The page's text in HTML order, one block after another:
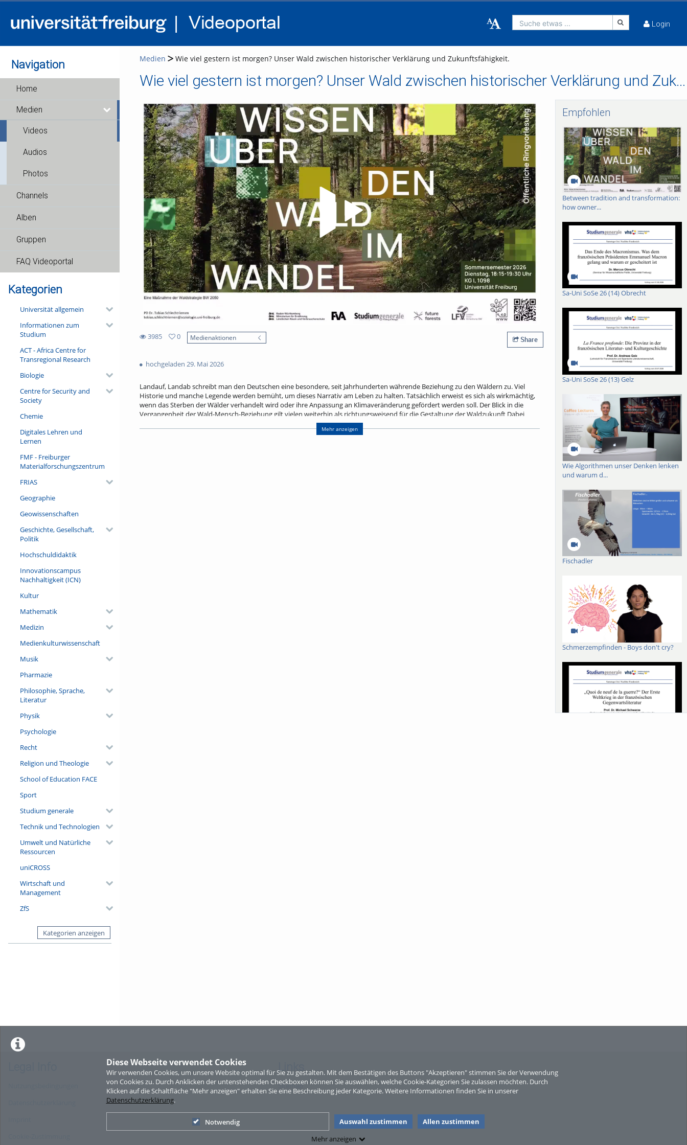
Diese Webseite verwendet Cookies
Wir verwenden Cookies, um unsere Website optimal für Sie zu gestalten. Mit dem Bestätigen des Buttons "Akzeptieren" stimmen Sie der Verwendung
von Cookies zu. Durch Anklicken der untenstehenden Checkboxen können Sie auswählen, welche Cookie-Kategorien Sie zulassen möchten. Durch
Klicken auf die Schaltfläche "Mehr anzeigen" erhalten Sie eine Beschreibung jeder Kategorie. Weitere Informationen finden Sie in unserer
Datenschutzerklärung.
Notwendig Auswahl zustimmen
Allen zustimmen
Mehr anzeigen
Suche etwas ... Login
Navigation
Home
Medien
Videos
Audios
Photos
Channels
Alben
Gruppen
FAQ Videoportal
Kategorien
Universität allgemein
Informationen zum
Studium
ACT - Africa Centre for
Transregional Research
Biologie
Centre for Security and
Society
Chemie
Digitales Lehren und
Lernen
FMF - Freiburger
Materialforschungszentrum
FRIAS
Geographie
Geowissenschaften
Geschichte, Gesellschaft,
Politik
Hochschuldidaktik
Innovationscampus
Nachhaltigkeit (ICN)
Kultur
Mathematik
Medizin
Medienkulturwissenschaft
Musik
Pharmazie
Philosophie, Sprache,
Literatur
Physik
Psychologie
Recht
Religion und Theologie
School of Education FACE
Sport
Studium generale
Technik und Technologien
Umwelt und Natürliche
Ressourcen
uniCROSS
Wirtschaft und
Management
ZfS
Kategorien anzeigen
Medien Wie viel gestern ist morgen? Unser Wald zwischen historischer Verklärung und Zukunftsfähigkeit.
Wie viel gestern ist morgen? Unser Wald zwischen historischer Verklärung und Zukunftsfähigkeit.
Video abspielen
3985
views
0
Medienaktionen Share
hochgeladen 29. Mai 2026
Landauf, Landab schreibt man den Deutschen eine besondere, seit Jahrhunderten währende Beziehung zu den Wäldern zu. Viel
Historie und manche Legende werden bemüht, um dieses Narrativ am Leben zu halten. Tatsächlich erweist es sich als wirkmächtig,
wenn das Sterben der Wälder verhandelt wird oder ihre Anpassung an Klimaveränderung gefördert werden soll. Der Blick in die
Vergangenheit der Wald-Mensch-Beziehung gilt vielen weiterhin als richtungsweisend für die Gestaltung der Waldzukunft Dabei
erweist er sich wissenschaftlichen Studien zufolge zunehmend als Hemmschuh − für einen effektiven Waldnaturschutz ebenso wie
für die Ausrichtung moderner Forstbetriebe. Vor diesem Hintergrund spürt der Vortrag dem Nutzen und den Risiken nach, die mit
Mehr anzeigen
Empfohlen
Between tradition and transformation:
how owner...
Sa-Uni SoSe 26 (14) Obrecht
Sa-Uni SoSe 26 (13) Gelz
Wie Algorithmen unser Denken lenken
und warum d...
Fischadler
Schmerzempfinden - Boys don't cry?
Links
Sitemap